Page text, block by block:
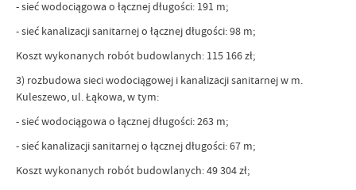
- sieć wodociągowa o łącznej długości: 191 m;
- sieć kanalizacji sanitarnej o łącznej długości: 98 m;
Koszt wykonanych robót budowlanych: 115 166 zł;
3) rozbudowa sieci wodociągowej i kanalizacji sanitarnej w m.
Kuleszewo, ul. Łąkowa, w tym:
- sieć wodociągowa o łącznej długości: 263 m;
- sieć kanalizacji sanitarnej o łącznej długości: 67 m;
Koszt wykonanych robót budowlanych: 49 304 zł;